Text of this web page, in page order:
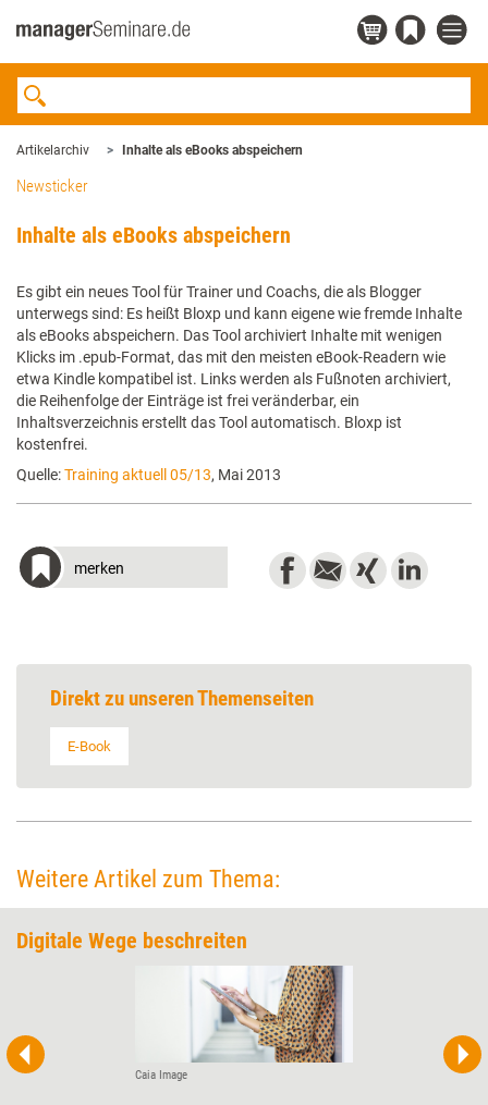
Artikelarchiv Inhalte als eBooks abspeichern
Newsticker
Inhalte als eBooks abspeichern
Es gibt ein neues Tool für Trainer und Coachs, die als Blogger
unterwegs sind: Es heißt Bloxp und kann eigene wie fremde Inhalte
als eBooks abspeichern. Das Tool archiviert Inhalte mit wenigen
Klicks im .epub-Format, das mit den meisten eBook-Readern wie
etwa Kindle kompatibel ist. Links werden als Fußnoten archiviert,
die Reihenfolge der Einträge ist frei veränderbar, ein
Inhaltsverzeichnis erstellt das Tool automatisch. Bloxp ist
kostenfrei.
Quelle:Training aktuell 05/13, Mai 2013
merken
Direkt zu unseren Themenseiten
E-Book
Weitere Artikel zum Thema:
Digitale Wege beschreiten
Caia Image